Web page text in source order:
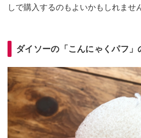
しで購入するのもよいかもしれませ
ダイソーの「こんにゃくパフ」